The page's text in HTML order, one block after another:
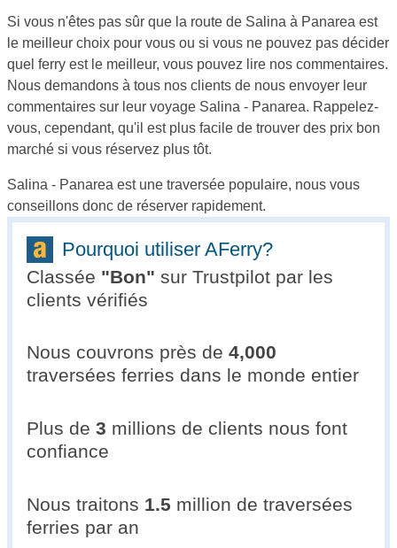
Si vous n'êtes pas sûr que la route de Salina à Panarea est
le meilleur choix pour vous ou si vous ne pouvez pas décider
quel ferry est le meilleur, vous pouvez lire nos commentaires.
Nous demandons à tous nos clients de nous envoyer leur
commentaires sur leur voyage Salina - Panarea. Rappelez-
vous, cependant, qu'il est plus facile de trouver des prix bon
marché si vous réservez plus tôt.
Salina - Panarea est une traversée populaire, nous vous
conseillons donc de réserver rapidement.
Pourquoi utiliser AFerry?
Classée "Bon" sur Trustpilot par les
clients vérifiés
Nous couvrons près de 4,000
traversées ferries dans le monde entier
Plus de 3 millions de clients nous font
confiance
Nous traitons 1.5 million de traversées
ferries par an